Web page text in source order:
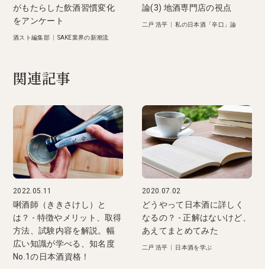
がもたらした飲酒習慣変化
をアンケート
酒スト編集部| SAKE業界の新潮流
論(3) 地酒専門店の視点
二戸 浩平 |私の日本酒「辛口」論
関連記事
2022.05.11
唎酒師（ききさけし）と
は？ - 特徴やメリット、取得
方法、試験内容を解説。幅
広い知識が学べる、知名度
No.1の日本酒資格！
2020.07.02
どうやって日本酒に詳しく
なるの？ - 正解はないけど、
あえてまとめてみた
二戸 浩平 日本酒を学ぶ